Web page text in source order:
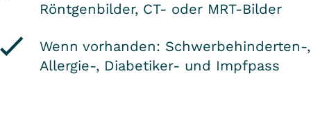
Röntgenbilder, CT- oder MRT-Bilder
Wenn vorhanden: Schwerbehinderten-,
Allergie-, Diabetiker- und Impfpass